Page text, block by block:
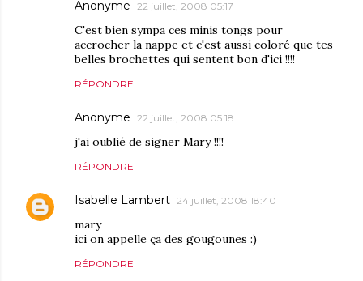
Anonyme 22 juillet, 2008 05:17
C'est bien sympa ces minis tongs pour
accrocher la nappe et c'est aussi coloré que tes
belles brochettes qui sentent bon d'ici !!!!
RÉPONDRE
Anonyme 22 juillet, 2008 05:18
j'ai oublié de signer Mary !!!!
RÉPONDRE
Isabelle Lambert 24 juillet, 2008 18:40
mary
ici on appelle ça des gougounes :)
RÉPONDRE